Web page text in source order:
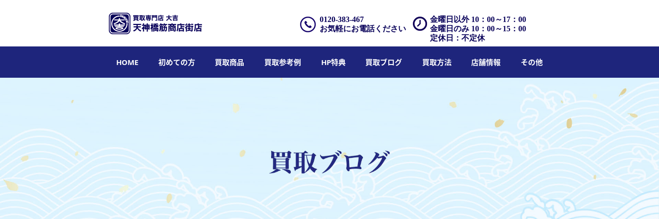
金曜日以外 10：00～17：00
金曜日のみ 10：00～15：00
定休日：不定休
0120-383-467
お気軽にお電話ください
HOME 初めての方 買取商品 買取参考例 HP特典 買取ブログ 買取方法 店舗情報 その他